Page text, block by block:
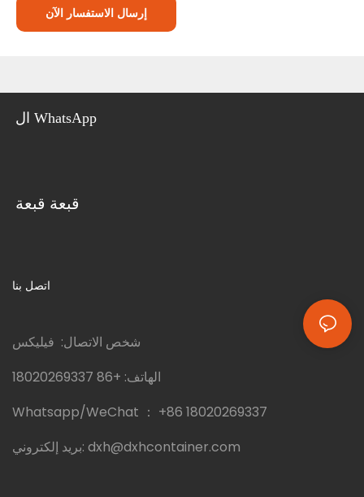
إرسال الاستفسار الآن
ال WhatsApp
قبعة قبعة
اتصل بنا
شخص الاتصال: فيليكس
الهاتف: +86 18020269337
Whatsapp/WeChat ： +86 18020269337
بريد إلكتروني: dxh@dxhcontainer.com